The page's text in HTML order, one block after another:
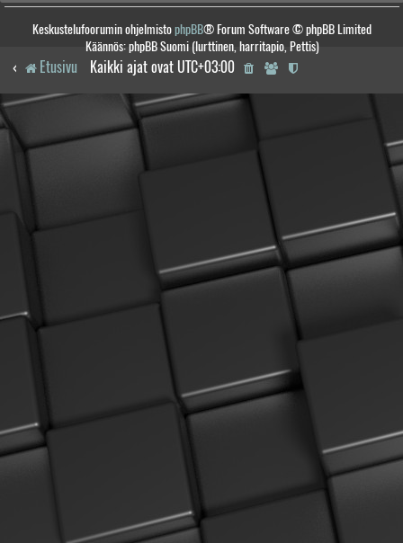
Keskustelufoorumin ohjelmistophpBB® Forum Software © phpBB Limited
Käännös: phpBB Suomi (lurttinen, harritapio, Pettis)
Etusivu Kaikki ajat ovat UTC+03:00